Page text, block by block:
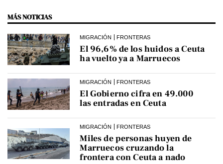
MÁS NOTICIAS
MIGRACIÓN FRONTERAS
El 96,6% de los huidos a Ceuta
ha vuelto ya a Marruecos
MIGRACIÓN FRONTERAS
El Gobierno cifra en 49.000
las entradas en Ceuta
MIGRACIÓN FRONTERAS
Miles de personas huyen de
Marruecos cruzando la
frontera con Ceuta a nado